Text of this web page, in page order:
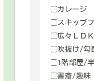
ガレージ
スキップ
広々ＬＤＫ
吹抜け/勾
1階部屋/
書斎/趣味